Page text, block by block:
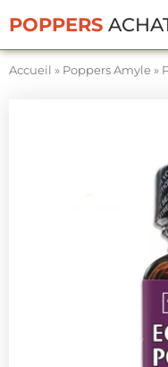
POPPERS
Accueil » Poppers Amyle»